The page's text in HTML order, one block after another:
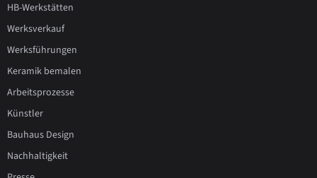
HB-Werkstätten
Werksverkauf
Werksführungen
Keramik bemalen
Arbeitsprozesse
Künstler
Bauhaus Design
Nachhaltigkeit